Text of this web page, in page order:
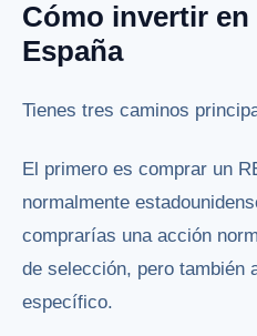
Cómo invertir en
España
Tienes tres caminos
El primero es comprar un
normalmente
comprarías una acción
de selección, pero también
específico.